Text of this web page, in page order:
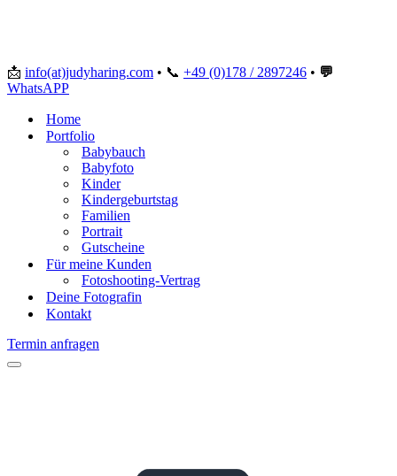
📩 info(at)judyharing.com • 📞 +49 (0)178 / 2897246 • 💬
WhatsAPP
Home
Portfolio
Babybauch
Babyfoto
Kinder
Kindergeburtstag
Familien
Portrait
Gutscheine
Für meine Kunden
Fotoshooting-Vertrag
Deine Fotografin
Kontakt
Termin anfragen
Navigationsmenü